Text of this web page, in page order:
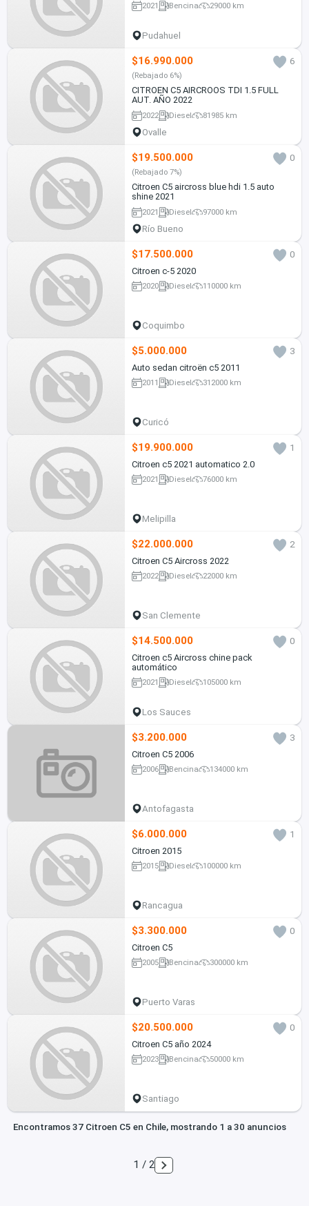
2021 Bencina 29000 km
Pudahuel
$16.990.000 6
(Rebajado 6%)
CITROEN C5 AIRCROOS TDI 1.5 FULL
AUT. AÑO 2022
2022 Diesel 81985 km
Ovalle
$19.500.000 0
(Rebajado 7%)
Citroen C5 aircross blue hdi 1.5 auto
shine 2021
2021 Diesel 97000 km
Río Bueno
$17.500.000
0
Citroen c-5 2020
2020 Diesel 110000 km
Coquimbo
$5.000.000
3
Auto sedan citroën c5 2011
2011 Diesel 312000 km
Curicó
$19.900.000
1
Citroen c5 2021 automatico 2.0
2021 Diesel 76000 km
Melipilla
$22.000.000
2
Citroen C5 Aircross 2022
2022 Diesel 22000 km
San Clemente
$14.500.000
0
Citroen c5 Aircross chine pack
automático
2021 Diesel 105000 km
Los Sauces
$3.200.000
3
Citroen C5 2006
2006 Bencina 134000 km
Antofagasta
$6.000.000
1
Citroen 2015
2015 Diesel 100000 km
Rancagua
$3.300.000
0
Citroen C5
2005 Bencina 300000 km
Puerto Varas
$20.500.000
0
Citroen C5 año 2024
2023 Bencina 50000 km
Santiago
Encontramos 37 Citroen C5 en Chile, mostrando 1 a 30 anuncios
1 / 2